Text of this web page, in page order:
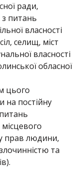
ради,
з питань
власності
селищ, міст
власності
обласної
цього
на постійну
місцевого
прав людини,
та